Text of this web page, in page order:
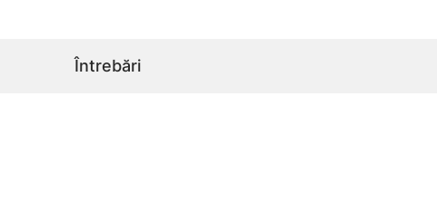
Întrebări